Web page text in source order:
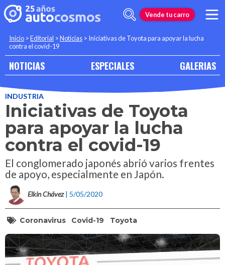
Vende tu carro
Inicio >Editorial >Noticias > Iniciativas de Toyota para apoyar la lucha
contra el covid-19
NOTICIAS ESPECIALES GALERIAS
INDUSTRIA
Iniciativas de Toyota
para apoyar la lucha
contra el covid-19
El conglomerado japonés abrió varios frentes
de apoyo, especialmente en Japón.
Elkin Chávez | 5/05/2020
Coronavirus Covid-19 Toyota